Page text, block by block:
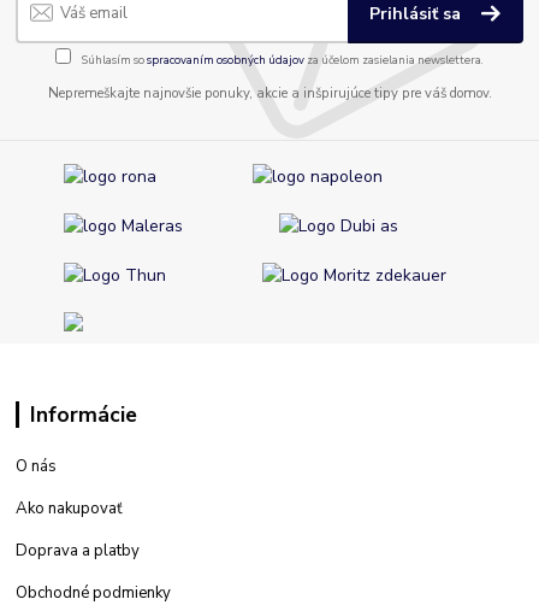
Prihlásiť sa
Súhlasím sospracovaním osobných údajov za účelom zasielania newslettera.
Nepremeškajte najnovšie ponuky, akcie a inšpirujúce tipy pre váš domov.
Informácie
O nás
Ako nakupovať
Doprava a platby
Obchodné podmienky